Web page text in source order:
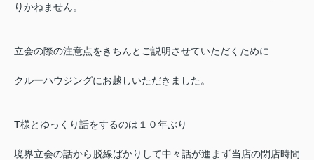
りかねません。
立会の際の注意点をきちんとご説明させていただくために
クルーハウジングにお越しいただきました。
T様とゆっくり話をするのは１０年ぶり
境界立会の話から脱線ばかりして中々話が進まず当店の閉店時間